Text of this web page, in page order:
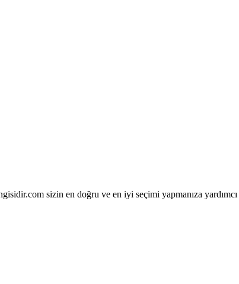
sizin en doğru ve en iyi seçimi yapmanıza yardımcı